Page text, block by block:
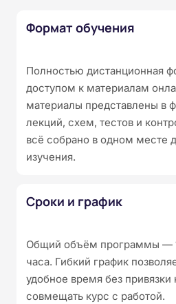
Формат обучения
Полностью дистанционная
доступом к материалам
материалы представлены в
лекций, схем, тестов и
всё собрано в одном месте
изучения.
Сроки и график
Общий объём программы —
часа. Гибкий график
удобное время без
совмещать курс с работой.